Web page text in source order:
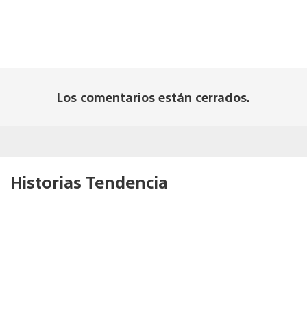
Los comentarios están cerrados.
Historias Tendencia